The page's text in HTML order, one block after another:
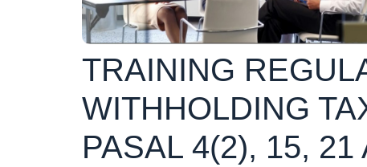
TRAINING
WITHHOLDING
PASAL 4(2), 15, 21